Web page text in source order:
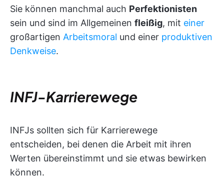
Sie können manchmal auch Perfektionisten
sein und sind im Allgemeinen fleißig, mit einer
großartigen Arbeitsmoral und einer produktiven
Denkweise.
INFJ-Karrierewege
INFJs sollten sich für Karrierewege
entscheiden, bei denen die Arbeit mit ihren
Werten übereinstimmt und sie etwas bewirken
können.